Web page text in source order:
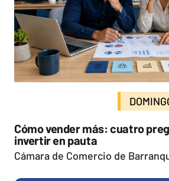
Cómo vender más: cuatro
invertir en pauta
Cámara de Comercio de